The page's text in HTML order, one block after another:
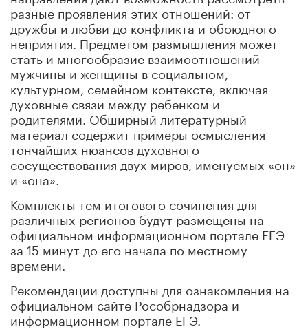
разные проявления этих отношений: от
дружбы и любви до конфликта и обоюдного
неприятия. Предметом размышления может
стать и многообразие взаимоотношений
мужчины и женщины в социальном,
культурном, семейном контексте, включая
духовные связи между ребенком и
родителями. Обширный литературный
материал содержит примеры осмысления
тончайших нюансов духовного
сосуществования двух миров, именуемых «он»
и «она».
Комплекты тем итогового сочинения для
различных регионов будут размещены на
официальном информационном портале ЕГЭ
за 15 минут до его начала по местному
времени.
Рекомендации доступны для ознакомления на
официальном сайте Рособрнадзора и
информационном портале ЕГЭ.